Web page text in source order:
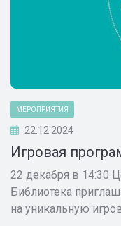
МЕРОПРИЯТИЯ
22.12.2024
Игровая
22 декабря в 14:30
Библиотека
на уникальную